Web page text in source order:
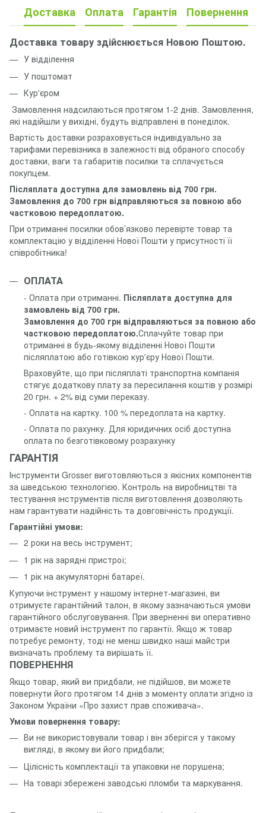
Доставка Оплата Гарантія Повернення
Доставка товару здійснюється Новою Поштою.
У відділення
У поштомат
Кур'єром
Замовлення надсилаються протягом 1-2 днів. Замовлення,
які надійшли у вихідні, будуть відправлені в понеділок.
Вартість доставки розраховується індивідуально за
тарифами перевізника в залежності від обраного способу
доставки, ваги та габаритів посилки та сплачується
покупцем.
Післяплата доступна для замовлень від 700 грн.
Замовлення до 700 грн відправляються за повною або
частковою передоплатою.
При отриманні посилки обов’язково перевірте товар та
комплектацію у відділенні Нової Пошти у присутності її
співробітника!
ОПЛАТА
- Оплата при отриманні. Післяплата доступна для
замовлень від 700 грн.
Замовлення до 700 грн відправляються за повною або
частковою передоплатою.Сплачуйте товар при
отриманні в будь-якому відділенні Нової Пошти
післяплатою або готівкою кур'єру Нової Пошти.
Враховуйте, що при післяплаті транспортна компанія
стягує додаткову плату за пересилання коштів у розмірі
20 грн. + 2% від суми переказу.
- Оплата на картку. 100 % передоплата на картку.
- Оплата по рахунку. Для юридичних осіб доступна
оплата по безготівковому розрахунку
ГАРАНТІЯ
Інструменти Grosser виготовляються з якісних компонентів
за шведською технологією. Контроль на виробництві та
тестування інструментів після виготовлення дозволяють
нам гарантувати надійність та довговічність продукції.
Гарантійні умови:
2 роки на весь інструмент;
1 рік на зарядні пристрої;
1 рік на акумуляторні батареї.
Купуючи інструмент у нашому інтернет-магазині, ви
отримуєте гарантійний талон, в якому зазначаються умови
гарантійного обслуговування. При зверненні ви оперативно
отримаєте новий інструмент по гарантії. Якщо ж товар
потребує ремонту, тоді не менш швидко наші майстри
визначать проблему та вирішать її.
ПОВЕРНЕННЯ
Якщо товар, який ви придбали, не підійшов, ви можете
повернути його протягом 14 днів з моменту оплати згідно із
Законом України «Про захист прав споживача».
Умови повернення товару:
Ви не використовували товар і він зберігся у такому
вигляді, в якому ви його придбали;
Цілісність комплектації та упаковки не порушена;
На товарі збережені заводські пломби та маркування.